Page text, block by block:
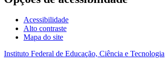
Acessibilidade
Alto contraste
Mapa do site
Instituto Federal de Educação, Ciência e Tecnologia